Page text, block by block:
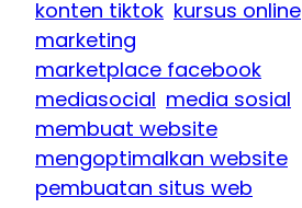
konten tiktok kursus online
marketing
marketplace facebook
mediasocial media sosial
membuat website
mengoptimalkan website
pembuatan situs web